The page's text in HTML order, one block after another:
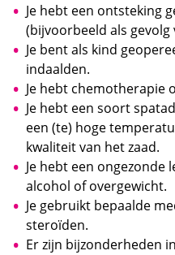
Je hebt een ontsteking
(bijvoorbeeld als gevolg
Je bent als kind
indaalden.
Je hebt chemotherapie
Je hebt een soort
een (te) hoge
kwaliteit van het zaad.
Je hebt een ongezonde
alcohol of overgewicht.
Je gebruikt bepaalde
steroïden.
Er zijn bijzonderheden